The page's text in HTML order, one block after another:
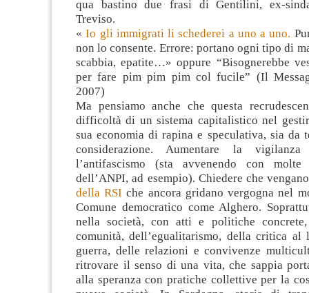
qua bastino due frasi di Gentilini, ex-
Treviso.
«Io gli immigrati li schederei a uno a uno.
non lo consente. Errore: portano ogni tipo di
scabbia, epatite…» oppure “Bisognerebbe
per fare pim pim pim col fucile” (Il
2007)
Ma pensiamo anche che questa
difficoltà di un sistema capitalistico nel
sua economia di rapina e speculativa, sia da
considerazione. Aumentare la
l’antifascismo (sta avvenendo con
dell’ANPI, ad esempio). Chiedere che
della RSIche ancora gridano vergogna nel
Comune democratico come Alghero.
nella società, con atti e politiche
comunità, dell’egualitarismo, della critica al
guerra, delle relazioni e convivenze
ritrovare il senso di una vita, che sappia
alla speranza con pratiche collettive per la